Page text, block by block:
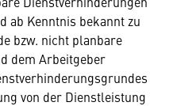
ab Kenntnis bekannt zu
bzw. nicht planbare
dem Arbeitgeber
von der Dienstleistung